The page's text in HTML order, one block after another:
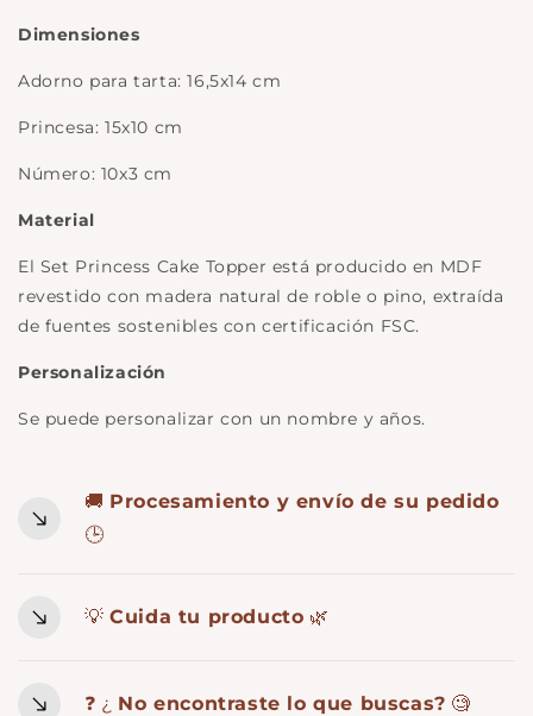
Dimensiones
Adorno para tarta: 16,5x14 cm
Princesa: 15x10 cm
Número: 10x3 cm
Material
El Set Princess Cake Topper está producido en MDF
revestido con madera natural de roble o pino, extraída
de fuentes sostenibles con certificación FSC.
Personalización
Se puede personalizar con un nombre y años.
🚚 Procesamiento y envío de su pedido
🕒
💡Cuida tu producto 🌿
❓ ¿ No encontraste lo que buscas? 🧐